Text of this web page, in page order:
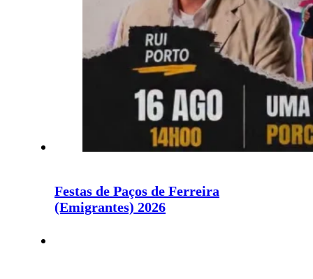
Festas de Paços de Ferreira
(Emigrantes) 2026